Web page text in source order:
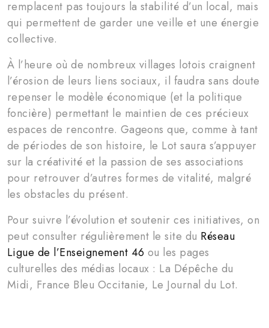
remplacent pas toujours la stabilité d’un local, mais
qui permettent de garder une veille et une énergie
collective.
À l’heure où de nombreux villages lotois craignent
l’érosion de leurs liens sociaux, il faudra sans doute
repenser le modèle économique (et la politique
foncière) permettant le maintien de ces précieux
espaces de rencontre. Gageons que, comme à tant
de périodes de son histoire, le Lot saura s’appuyer
sur la créativité et la passion de ses associations
pour retrouver d’autres formes de vitalité, malgré
les obstacles du présent.
Pour suivre l’évolution et soutenir ces initiatives, on
peut consulter régulièrement le site du Réseau
Ligue de l’Enseignement 46 ou les pages
culturelles des médias locaux : La Dépêche du
Midi, France Bleu Occitanie, Le Journal du Lot.